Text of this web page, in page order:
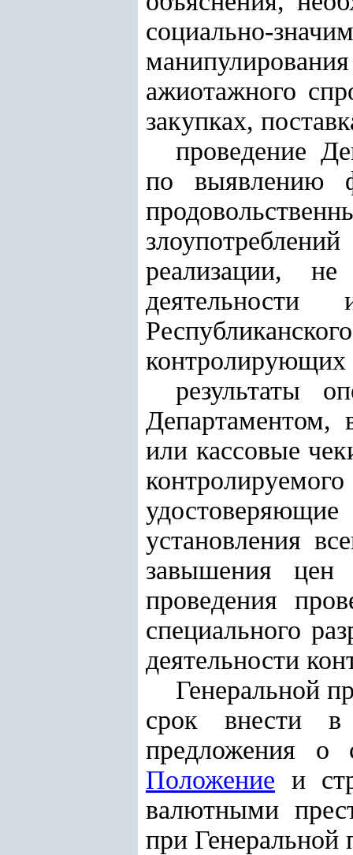
социально-
ажиотажного
закупках,
проведение
по выявлению
реализации, не
контролирующих
результаты
Департаментом,
или кассовые
установления
завышения цен
проведения
специального
деятельности
Генеральной
срок внести в
предложения о
Положение и
валютными
при Генеральной